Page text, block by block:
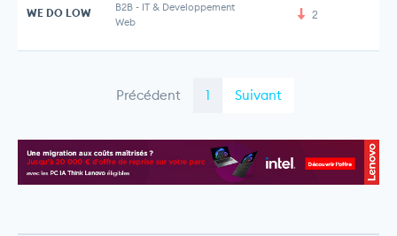
WE DO LOW B2B - IT & Developpement
Web
2
Précédent 1 Suivant